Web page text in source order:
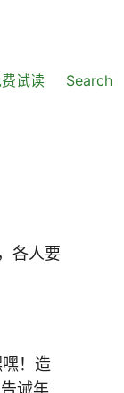
试读 Search
各人要
！造
诫年